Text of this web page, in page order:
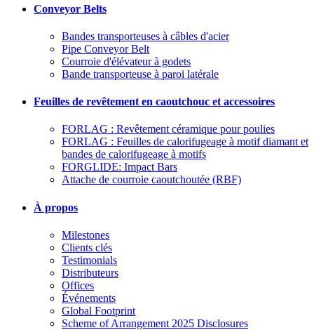
Conveyor Belts
Bandes transporteuses à câbles d'acier
Pipe Conveyor Belt
Courroie d'élévateur à godets
Bande transporteuse à paroi latérale
Feuilles de revêtement en caoutchouc et accessoires
FORLAG : Revêtement céramique pour poulies
FORLAG : Feuilles de calorifugeage à motif diamant et
bandes de calorifugeage à motifs
FORGLIDE: Impact Bars
Attache de courroie caoutchoutée (RBF)
À propos
Milestones
Clients clés
Testimonials
Distributeurs
Offices
Événements
Global Footprint
Scheme of Arrangement 2025 Disclosures